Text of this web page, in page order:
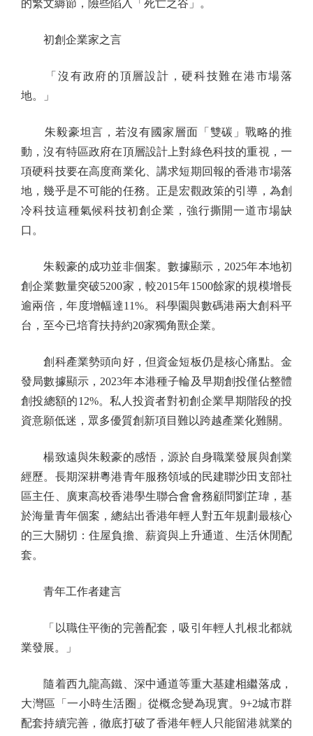
的繁文縟節，險些陷入「死亡之谷」。
初創企業家之言
「沒有政府的頂層設計，硬科技難在港市場落
地。」
朱毅豪坦言，若沒有國家層面「雙碳」戰略的推
動，沒有特區政府在頂層設計上對綠色科技的重視，一
項硬科技要在高度商業化、講求短期回報的香港市場落
地，幾乎是不可能的任務。正是宏觀政策的引導，為創
冷科技這種氣候科技初創企業，強行撕開一道市場缺
口。
朱毅豪的成功並非個案。數據顯示，2025年本地初
創企業數量突破5200家，較2015年1500餘家的規模增長
逾兩倍，年度增幅達11%。科學園與數碼港兩大創科平
台，至今已培育扶持約20家獨角獸企業。
創科產業勢頭向好，但資金短板仍是核心痛點。金
發局數據顯示，2023年本港種子輪及早期創投僅佔整體
創投總額的12%。私人投資者對初創企業早期階段的投
資意願低迷，眾多優質創新項目難以跨越產業化難關。
楊致遠與朱毅豪的感悟，源於自身職業發展與創業
經歷。長期深耕粵港青年服務領域的民建聯沙田支部社
區主任、廣東高校香港學生聯合會會務顧問劉芷瑋，基
於海量青年個案，總結出香港年輕人對五年規劃最核心
的三大關切：住屋負擔、薪資與上升通道、生活休閒配
套。
青年工作者建言
「以職住平衡的完善配套，吸引年輕人扎根北都就
業發展。」
隨着西九龍高鐵、深中通道等重大基建相繼落成，
大灣區「一小時生活圈」從概念變為現實。9+2城市群
配套持續完善，徹底打破了香港年輕人只能留港就業的